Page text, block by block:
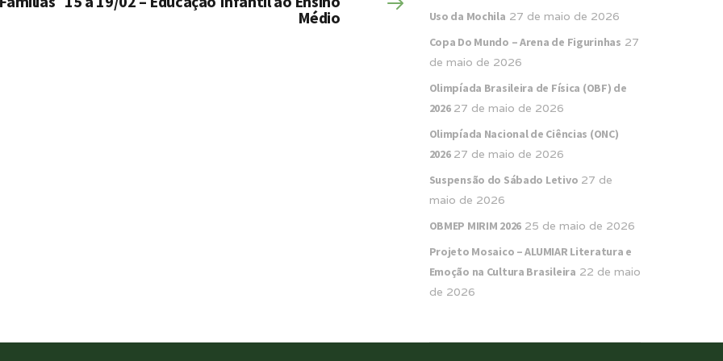
Médio
Uso da Mochila 27 de maio de 2026
Copa Do Mundo – Arena de Figurinhas 27
de maio de 2026
Olimpíada Brasileira de Física (OBF) de
2026 27 de maio de 2026
Olimpíada Nacional de Ciências (ONC)
2026 27 de maio de 2026
Suspensão do Sábado Letivo 27 de
maio de 2026
OBMEP MIRIM 2026 25 de maio de 2026
Projeto Mosaico – ALUMIAR Literatura e
Emoção na Cultura Brasileira 22 de maio
de 2026